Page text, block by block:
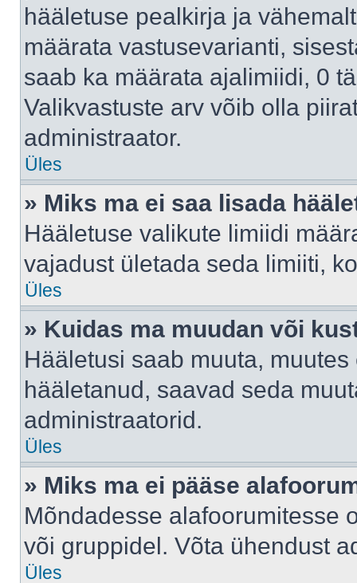
hääletuse pealkirja ja
määrata vastusevarianti,
saab ka määrata ajalimiidi, 0
Valikvastuste arv võib olla
administraator.
Üles
» Miks ma ei saa lisada
Hääletuse valikute limiidi
vajadust ületada seda limiiti,
Üles
» Kuidas ma muudan või
Hääletusi saab muuta,
hääletanud, saavad seda
administraatorid.
Üles
» Miks ma ei pääse
Mõndadesse alafoorumitesse
või gruppidel. Võta ühendust
Üles